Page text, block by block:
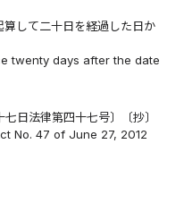
して二十日を経過した日か
twenty days after the date
日法律第四十七号〕〔抄〕
No. 47 of June 27, 2012